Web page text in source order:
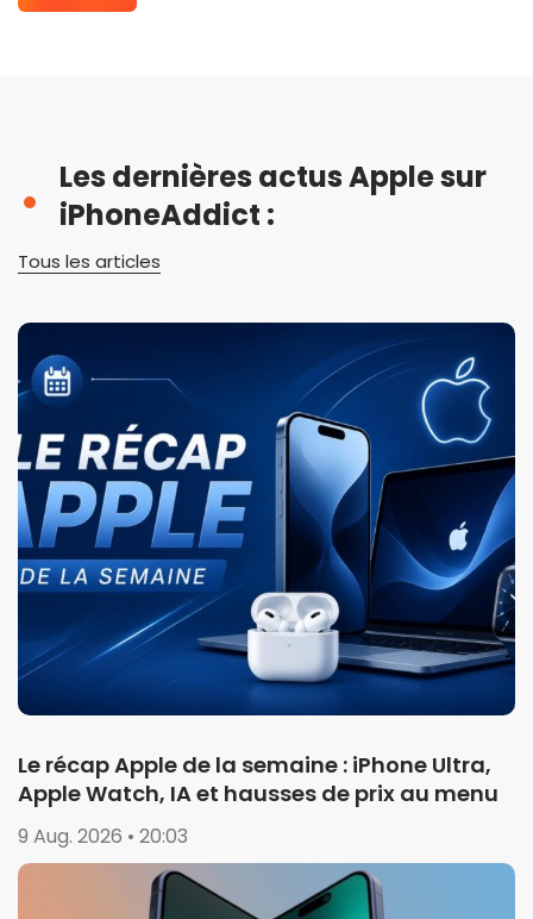
Les dernières actus Apple sur
iPhoneAddict :
Tous les articles
Le récap Apple de la semaine : iPhone Ultra,
Apple Watch, IA et hausses de prix au menu
9 Aug. 2026 • 20:03